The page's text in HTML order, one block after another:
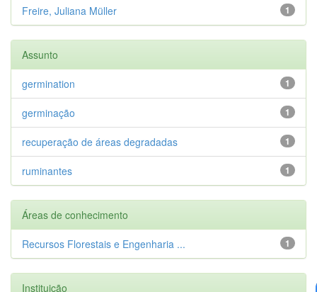
1
Freire, Juliana Müller
Assunto
1
germination
1
germinação
1
recuperação de áreas degradadas
1
ruminantes
Áreas de conhecimento
1
Recursos Florestais e Engenharia ...
Instituição